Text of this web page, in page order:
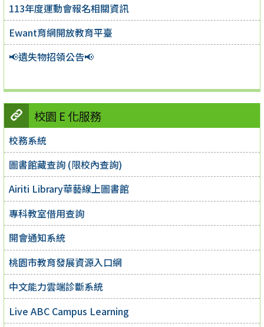
113年度運動會報名相關資訊
Ewant育網開放教育平臺
📢遺失物招領公告📢
校園 E 化服務
校務系統
圖書館藏查詢 (限校內查詢)
Airiti Library華藝線上圖書館
專科教室借用查詢
開會通知系統
桃園市教育發展資源入口網
中文能力雲端診斷系統
Live ABC Campus Learning